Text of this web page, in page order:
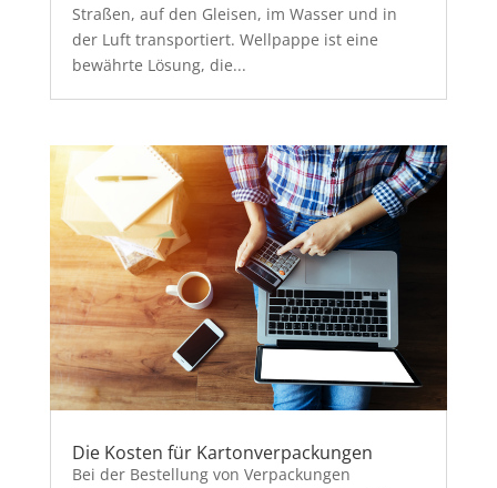
Straßen, auf den Gleisen, im Wasser und in
der Luft transportiert. Wellpappe ist eine
bewährte Lösung, die...
Die Kosten für Kartonverpackungen
Bei der Bestellung von Verpackungen